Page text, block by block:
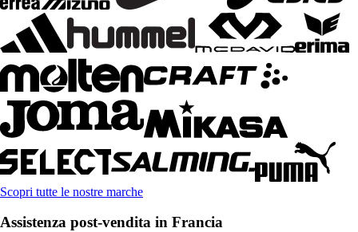
Scopri tutte le nostre marche
Assistenza post-vendita in Francia